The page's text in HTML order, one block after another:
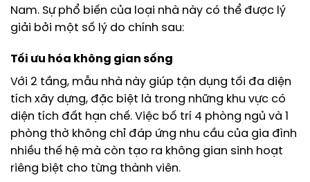
Nam. Sự phổ biến của loại nhà này có thể được lý
giải bởi một số lý do chính sau:
Tối ưu hóa không gian sống
Với 2 tầng, mẫu nhà này giúp tận dụng tối đa diện
tích xây dựng, đặc biệt là trong những khu vực có
diện tích đất hạn chế. Việc bố trí 4 phòng ngủ và 1
phòng thờ không chỉ đáp ứng nhu cầu của gia đình
nhiều thế hệ mà còn tạo ra không gian sinh hoạt
riêng biệt cho từng thành viên.